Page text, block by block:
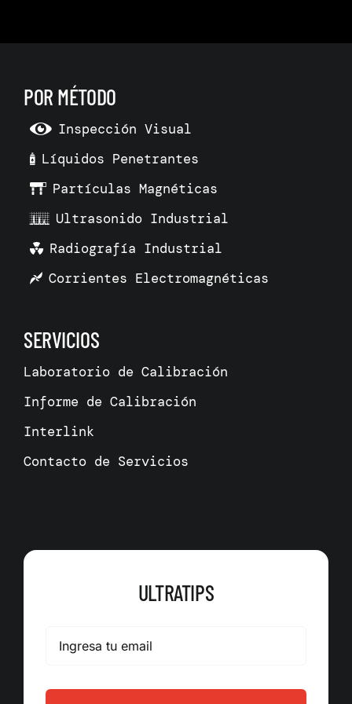
POR MÉTODO
Inspección Visual
Líquidos Penetrantes
Partículas Magnéticas
Ultrasonido Industrial
Radiografía Industrial
Corrientes Electromagnéticas
SERVICIOS
Laboratorio de Calibración
Informe de Calibración
Interlink
Contacto de Servicios
ULTRATIPS